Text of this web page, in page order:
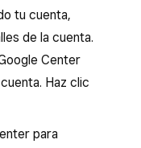
tu cuenta,
de la cuenta.
Center
Haz clic
para